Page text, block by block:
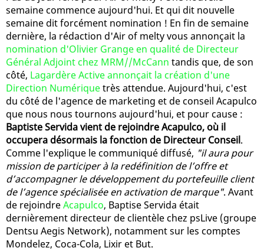
semaine commence aujourd'hui. Et qui dit nouvelle
semaine dit forcément nomination ! En fin de semaine
dernière, la rédaction d'Air of melty vous annonçait la
nomination d'Olivier Grange en qualité de Directeur
Général Adjoint chez MRM//McCann tandis que, de son
côté, Lagardère Active annonçait la création d'une
Direction Numériquetrès attendue. Aujourd'hui, c'est
du côté de l'agence de marketing et de conseil Acapulco
que nous nous tournons aujourd'hui, et pour cause :
Baptiste Servida vient de rejoindre Acapulco, où il
occupera désormais la fonction de Directeur Conseil.
Comme l'explique le communiqué diffusé, "il aura pour
mission de participer à la redéfinition de l’offre et
d’accompagner le développement du portefeuille client
de l’agence spécialisée en activation de marque". Avant
de rejoindreAcapulco, Baptise Servida était
dernièrement directeur de clientèle chez psLive (groupe
Dentsu Aegis Network), notamment sur les comptes
Mondelez, Coca-Cola, Lixir et But.